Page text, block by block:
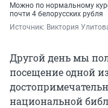
Можно по нормальному
почти 4 белорусских рубля
Источник: Виктория
Другой день мы
посещение одной
национальной